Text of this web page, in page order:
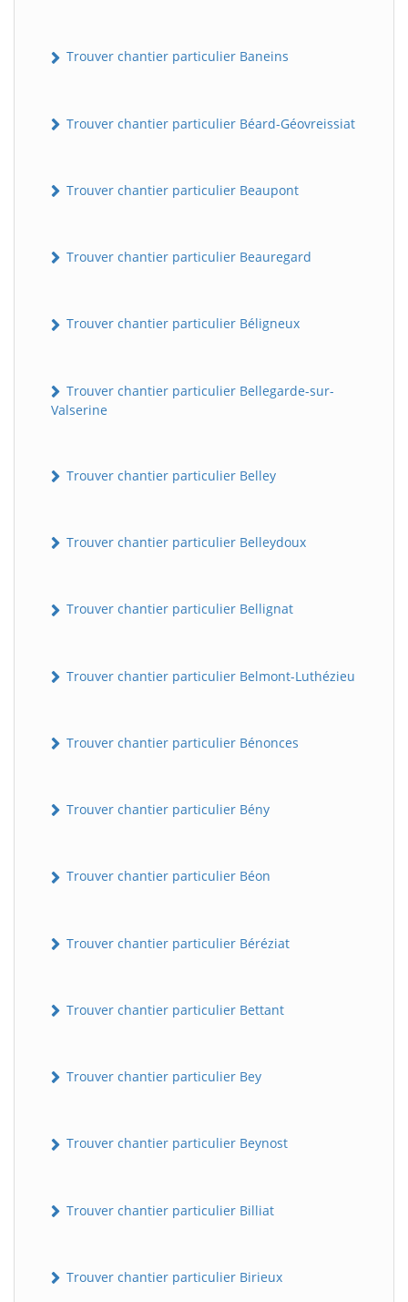
Trouver chantier particulier Baneins
Trouver chantier particulier Béard-Géovreissiat
Trouver chantier particulier Beaupont
Trouver chantier particulier Beauregard
Trouver chantier particulier Béligneux
Trouver chantier particulier Bellegarde-sur-
Valserine
Trouver chantier particulier Belley
Trouver chantier particulier Belleydoux
Trouver chantier particulier Bellignat
Trouver chantier particulier Belmont-Luthézieu
Trouver chantier particulier Bénonces
Trouver chantier particulier Bény
Trouver chantier particulier Béon
Trouver chantier particulier Béréziat
Trouver chantier particulier Bettant
Trouver chantier particulier Bey
Trouver chantier particulier Beynost
Trouver chantier particulier Billiat
Trouver chantier particulier Birieux